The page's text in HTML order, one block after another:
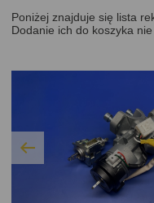
Poniżej znajduje się lista
Dodanie ich do koszyka